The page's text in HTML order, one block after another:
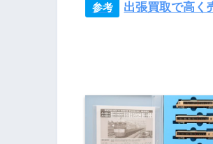
出張買取で高く